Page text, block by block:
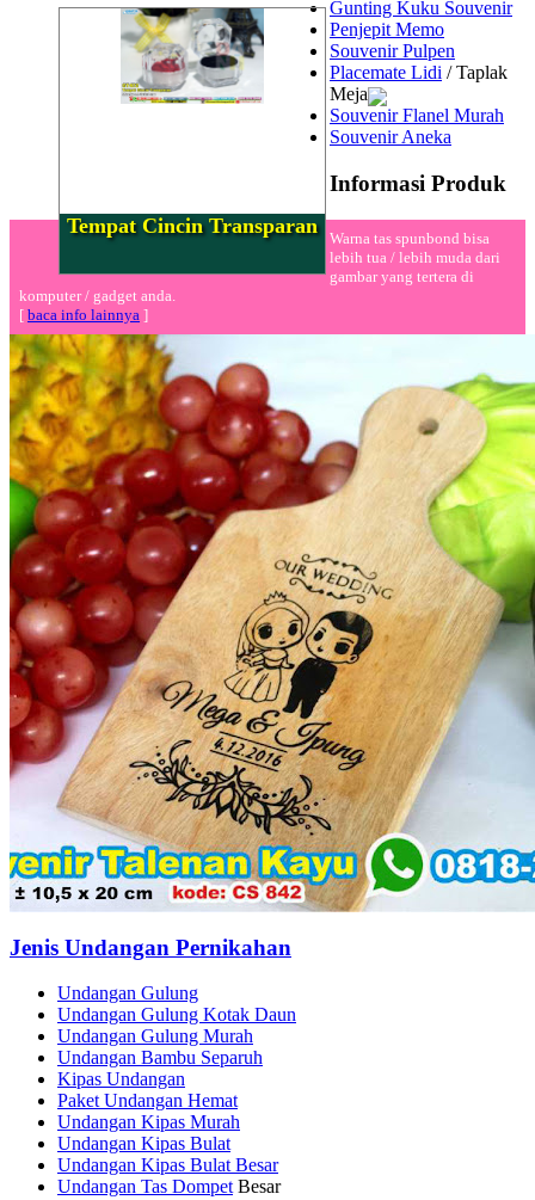
Tempat Cincin Transparan
Gunting Kuku Souvenir
Penjepit Memo
Souvenir Pulpen
Placemate Lidi / Taplak
Meja
Souvenir Flanel Murah
Souvenir Aneka
Informasi Produk
Warna tas spunbond bisa
lebih tua / lebih muda dari
gambar yang tertera di
komputer / gadget anda.
[ baca info lainnya ]
Jenis Undangan Pernikahan
Undangan Gulung
Undangan Gulung Kotak Daun
Undangan Gulung Murah
Undangan Bambu Separuh
Kipas Undangan
Paket Undangan Hemat
Undangan Kipas Murah
Undangan Kipas Bulat
Undangan Kipas Bulat Besar
Undangan Tas Dompet Besar